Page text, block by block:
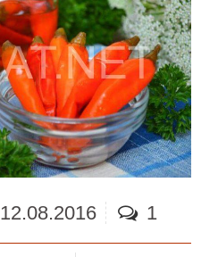
12.08.2016 1